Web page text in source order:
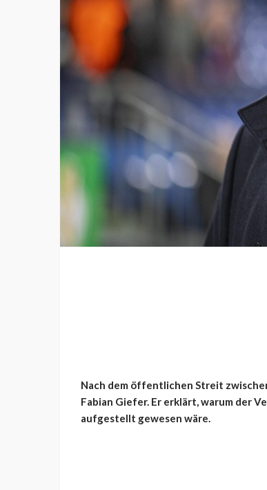
Nach dem öffentlichen Streit
Fabian Giefer. Er erklärt, warum der
aufgestellt gewesen wäre.